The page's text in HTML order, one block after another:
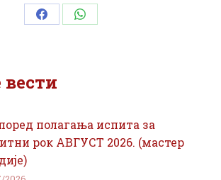
Share Share
вести
полагања испита за
рок АВГУСТ 2026. (мастер